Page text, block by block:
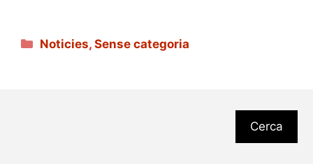
Categories
Noticies,Sense categoria
Cerca